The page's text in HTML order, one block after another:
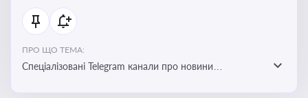
ПРО ЩО ТЕМА:
Спеціалізовані Telegram канали про новини